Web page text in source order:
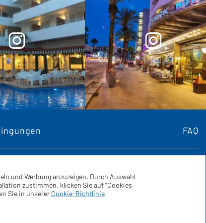
FAQ
Facebook
und Werbung anzuzeigen. Durch Auswahl
zustimmen, klicken Sie auf "Cookies
Sie in unserer Cookie-Richtlinie